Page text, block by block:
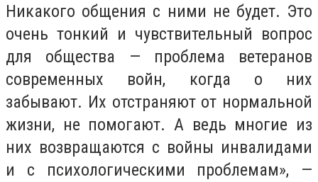
Никакого общения с ними не будет. Это
очень тонкий и чувствительный вопрос
для общества — проблема ветеранов
современных войн, когда о них
забывают. Их отстраняют от нормальной
жизни, не помогают. А ведь многие из
них возвращаются с войны инвалидами
и с психологическими проблемам», —